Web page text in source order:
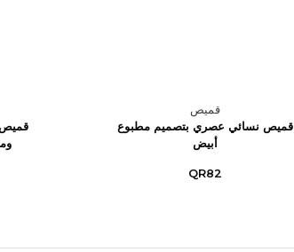
قميص
قميص نسائي عصري بتصميم مطبوع
أبيض
QR82